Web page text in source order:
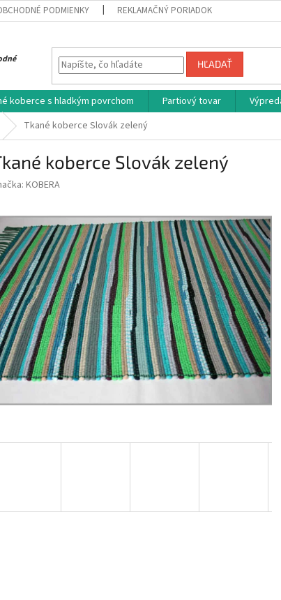
PODMIENKY REKLAMAČNÝ PORIADOK
HĽADAŤ
koberce s hladkým povrchom Partiový tovar
Tkané koberce Slovák zelený
koberce Slovák zelený
KOBERA